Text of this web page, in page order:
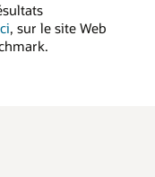
, sur le site Web